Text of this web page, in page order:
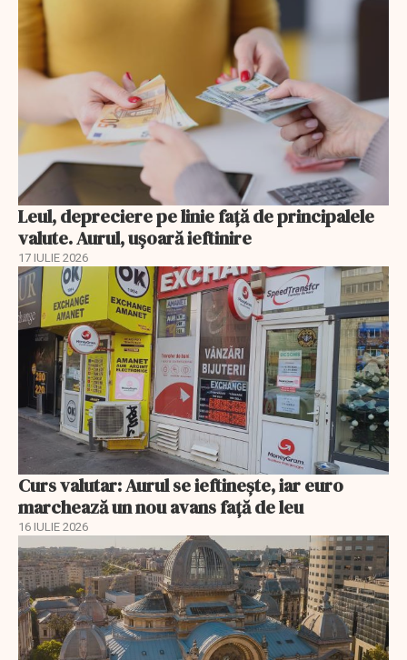
Leul, depreciere pe linie faţă de principalele
valute. Aurul, uşoară ieftinire
17 IULIE 2026
Curs valutar: Aurul se ieftinește, iar euro
marchează un nou avans faţă de leu
16 IULIE 2026